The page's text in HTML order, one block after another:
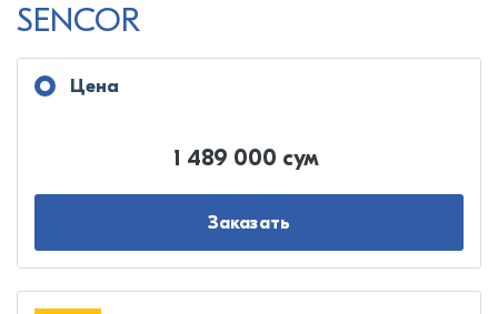
SENCOR
Цена
1 489 000 сум
Заказать